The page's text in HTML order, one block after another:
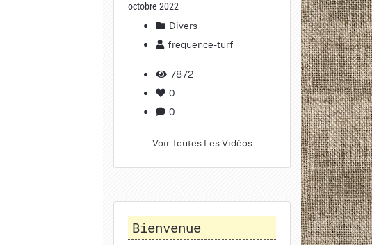
octobre 2022
Divers
frequence-turf
7872
0
0
Voir Toutes Les Vidéos
Bienvenue